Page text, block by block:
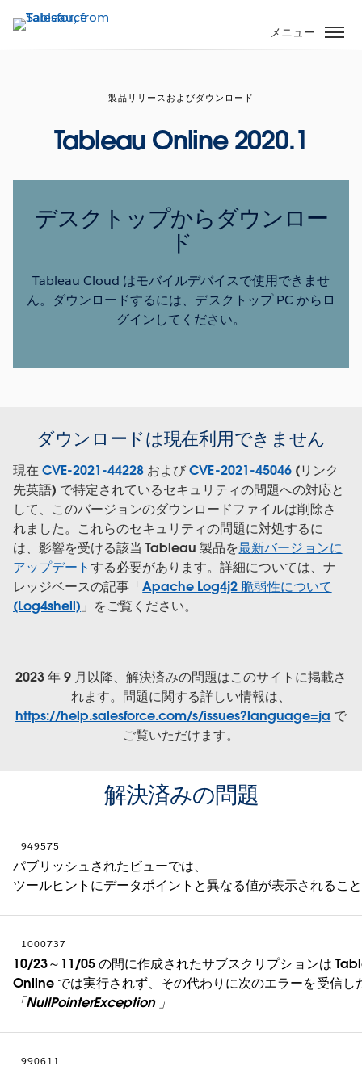
イ
移
メニュー
製品リリースおよびダウンロード
Tableau Online 2020.1
デスクトップからダウンロー
ド
Tableau Cloud はモバイルデバイスで使用できませ
ん。ダウンロードするには、デスクトップ PC からロ
グインしてください。
ダウンロードは現在利用できません
現在CVE-2021-44228 およびCVE-2021-45046(リンク
先英語) で特定されているセキュリティの問題への対応と
して、このバージョンのダウンロードファイルは削除さ
れました。これらのセキュリティの問題に対処するに
は、影響を受ける該当 Tableau 製品を最新バージョンに
アップデートする必要があります。詳細については、ナ
レッジベースの記事「Apache Log4j2 脆弱性について
(Log4shell) 」をご覧ください。
2023 年 9 月以降、解決済みの問題はこのサイトに掲載さ
れます。問題に関する詳しい情報は、
https://help.salesforce.com/s/issues?language=ja で
ご覧いただけます。
解決済みの問題
949575
パブリッシュされたビューでは、
ツールヒントにデータポイントと異なる値が表示されるこ
1000737
10/23～11/05 の間に作成されたサブスクリプションは
Online では実行されず、その代わりに次のエラーを受信し
「NullPointerException 」
990611